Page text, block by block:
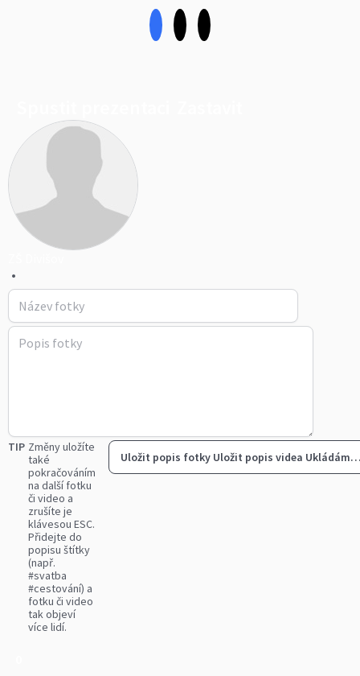
•
TIP Změny uložíte
také
pokračováním
na další fotku
či video a
zrušíte je
klávesou ESC.
Přidejte do
popisu štítky
(např.
#svatba
#cestování) a
fotku či video
tak objeví
více lidí.
Uložit popis fotky Uložit popis videa